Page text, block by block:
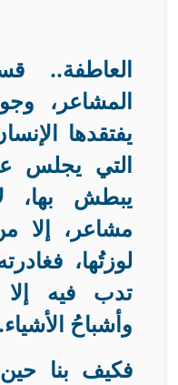
العاطفة..
المشاعر،
يفتقدها
التي يجلس
يبطش بها،
مشاعر، إلا
لوزتُها،
تدب فيه إلا
وأشباحُ الأشياء.
فكيف بنا